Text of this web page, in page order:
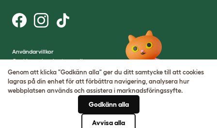
Användarvillkor
Cookies och sekretesspolicy
Cookie Settings
Hemsidekarta
VAT-nummer: SE502080795301
Genom att klicka "Godkänn alla" ger du ditt samtycke till att cookies
lagras på din enhet för att förbättra navigering, analysera hur
webbplatsen används och assistera i marknadsföringssyfte.
Godkänn alla
Avvisa alla